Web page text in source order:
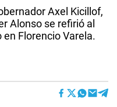
Axel Kicillof,
Alonso se refirió al
Florencio Varela.